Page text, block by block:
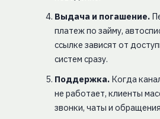
Выдача и погашение.
платеж по займу,
ссылке зависят от
систем сразу.
Поддержка.Когда
не работает, клиенты
звонки, чаты и